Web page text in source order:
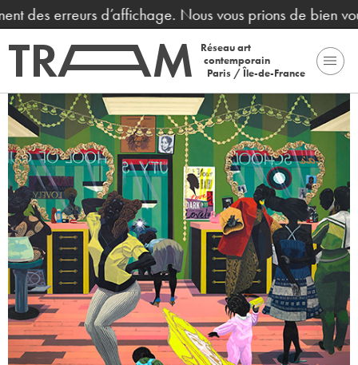
des erreurs d’affichage. Nous vous prions de bien
Réseau art
contemporain
Paris / Île-de-France